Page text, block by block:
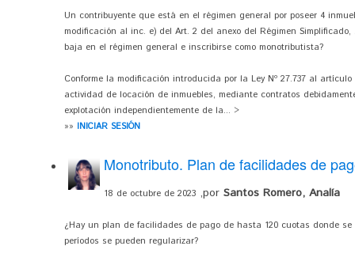
Un contribuyente que está en el régimen general por poseer 4
modificación al inc. e) del Art. 2 del anexo del Régimen
baja en el régimen general e inscribirse como monotributista?
Conforme la modificación introducida por la Ley Nº 27.737 al
actividad de locación de inmuebles, mediante contratos
explotación independientemente de la... >
»» INICIAR SESIÓN
Monotributo. Plan de facilidades de
18 de octubre de 2023 ,por Santos Romero, Analía
¿Hay un plan de facilidades de pago de hasta 120 cuotas donde
períodos se pueden regularizar?